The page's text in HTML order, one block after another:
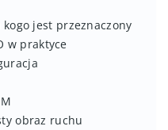
jest przeznaczony
w praktyce
obraz ruchu